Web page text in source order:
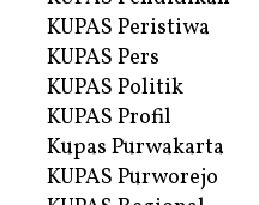
KUPAS Peristiwa
KUPAS Pers
KUPAS Politik
KUPAS Profil
Kupas Purwakarta
KUPAS Purworejo